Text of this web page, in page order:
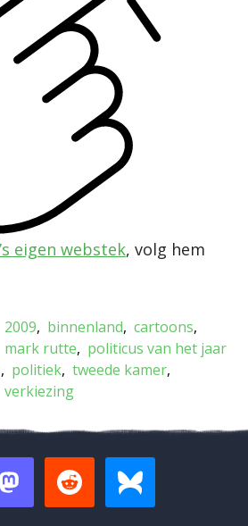
eigen webstek, volg hem
2009 binnenland cartoons
mark rutte
politicus van het jaar
politiek tweede kamer
verkiezing